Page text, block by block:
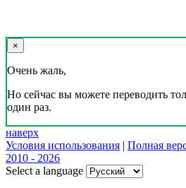
×
Очень жаль,
Но сейчас вы можете переводить
один раз.
наверх
Условия использования | Полная
2010 - 2026
Select a language